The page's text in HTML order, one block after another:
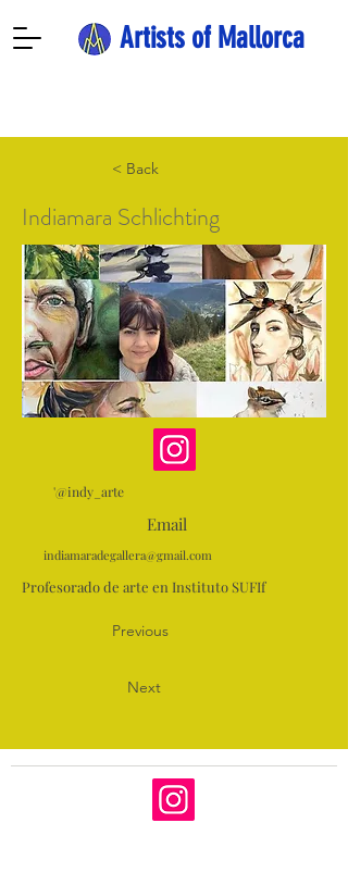
Artists of Mallorca
< Back
Indiamara Schlichting
'@indy_arte
Email
indiamaradegallera@gmail.com
Profesorado de arte en Instituto SUFIf
Previous
Next